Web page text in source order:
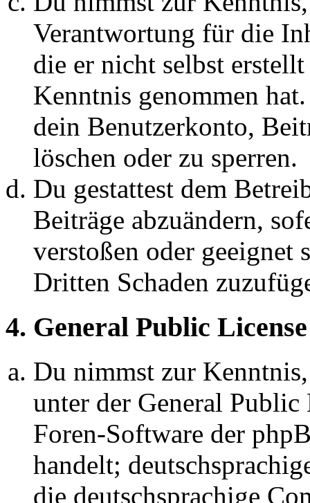
Verantwortung für die
die er nicht selbst
Kenntnis genommen
dein Benutzerkonto,
löschen oder zu sperren.
Du gestattest dem
Beiträge abzuändern,
verstoßen oder geeignet
Dritten Schaden
4. General Public License
Du nimmst zur
unter der General
Foren-Software der
handelt;
die deutschsprachige